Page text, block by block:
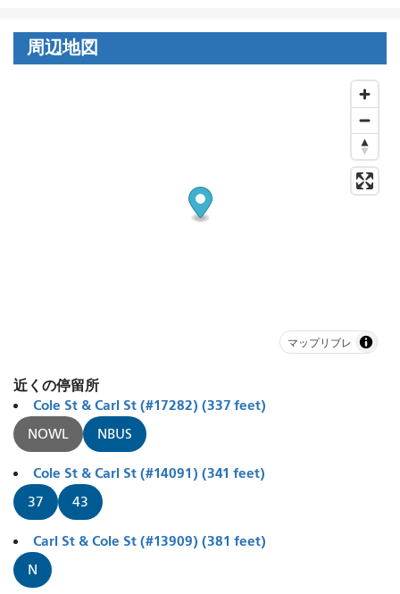
周辺地図
マップリブレ
近くの停留所
Cole St & Carl St (#17282) (337 feet)
NOWL NBUS
Cole St & Carl St (#14091) (341 feet)
37 43
Carl St & Cole St (#13909) (381 feet)
N